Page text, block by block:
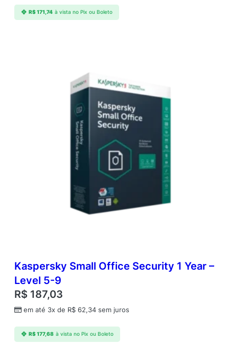
R$171,74 à vista no Pix ou Boleto
Kaspersky Small Office Security 1 Year –
Level 5-9
R$ 187,03
em até 3x de R$ 62,34 sem juros
R$177,68 à vista no Pix ou Boleto